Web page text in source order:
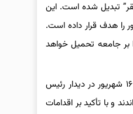
یک “عامل فقر” تبدیل شده است. این
را هدف قرار داده است.
بر جامعه تحمیل خواهد
گفتنی است به گزارش پایگاه اطلاع‌رسانی دفتر حفظ و نشر آثار حضرت آیت‌الله‌ خامنه‌ای، رهبر معظم انقلاب اسلامی، عصر روز ۱۶ شهریور در دیدار رئیس
و با تأکید بر اقدامات